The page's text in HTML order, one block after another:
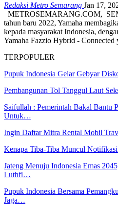
Redaksi Metro Semarang Jan 17,
METROSEMARANG.COM,
tahun baru 2022, Yamaha
kepada masyarakat Indonesia,
Yamaha Fazzio Hybrid -
TERPOPULER
Pupuk Indonesia Gelar Gebyar
Pembangunan Tol Tanggul Laut
Saifullah : Pemerintah Bakal Bantu
Untuk…
Ingin Daftar Mitra Rental Mobil
Kenapa Tiba-Tiba Muncul
Jateng Menuju Indonesia Emas
Luthfi…
Pupuk Indonesia Bersama
Jaga…